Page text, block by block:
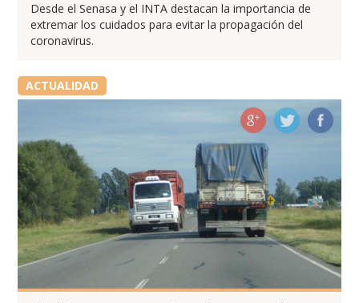
Desde el Senasa y el INTA destacan la importancia de
extremar los cuidados para evitar la propagación del
coronavirus.
ACTUALIDAD